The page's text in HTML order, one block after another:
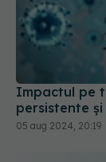
Impactul pe
persistente
05 aug 2024, 20:19